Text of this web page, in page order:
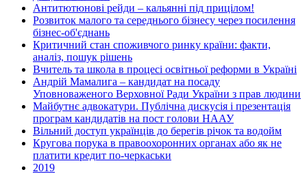
Антитютюнові рейди – кальянні під прицілом!
Розвиток малого та середнього бізнесу через посилення
бізнес-об'єднань
Критичний стан споживчого ринку країни: факти,
аналіз, пошук рішень
Вчитель та школа в процесі освітньої реформи в Україні
Андрій Мамалига – кандидат на посаду
Уповноваженого Верховної Ради України з прав людини
Майбутнє адвокатури. Публічна дискусія і презентація
програм кандидатів на пост голови НААУ
Вільний доступ українців до берегів річок та водойм
Кругова порука в правоохоронних органах або як не
платити кредит по-черкаськи
2019